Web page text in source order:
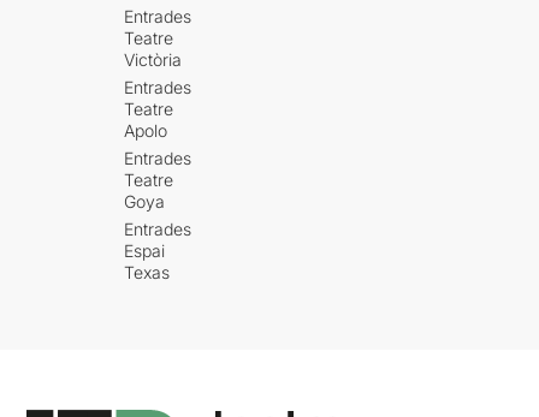
Entrades
Teatre
Victòria
Entrades
Teatre
Apolo
Entrades
Teatre
Goya
Entrades
Espai
Texas